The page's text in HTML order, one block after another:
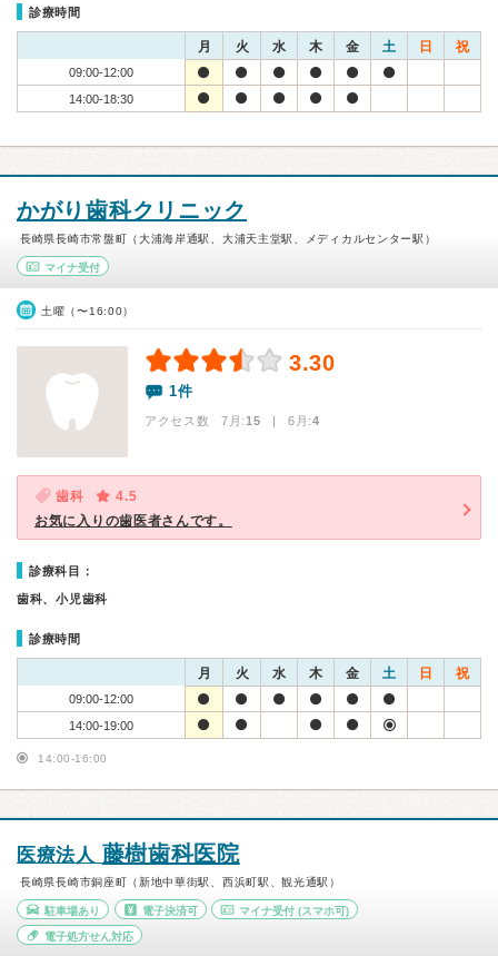
診療時間
月 火 水 木 金 土 日 祝
09:00-12:00
14:00-18:30
かがり歯科クリニック
長崎県長崎市常盤町（大浦海岸通駅、大浦天主堂駅、メディカルセンター駅）
マイナ受付
土曜（〜16:00）
3.30
1件
アクセス数 7月:15 | 6月:4
歯科
4.5
お気に入りの歯医者さんです。
診療科目：
歯科、小児歯科
診療時間
月 火 水 木 金 土 日 祝
09:00-12:00
14:00-19:00
14:00-16:00
医療法人 藤樹歯科医院
長崎県長崎市銅座町（新地中華街駅、西浜町駅、観光通駅）
駐車場あり 電子決済可 マイナ受付 (スマホ可)
電子処方せん対応